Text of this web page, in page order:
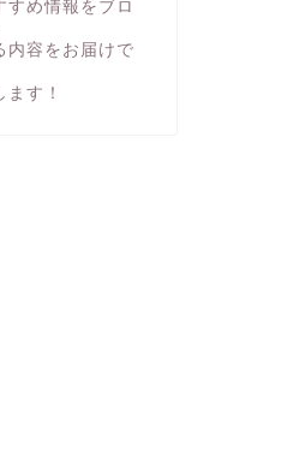
すめ情報をブロ
内容をお届けで
す！